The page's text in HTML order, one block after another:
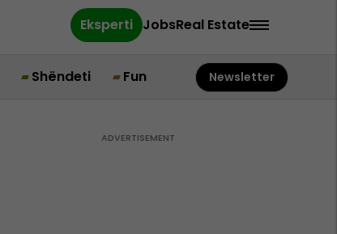
Eksperti JobsReal Estate
Shëndeti Fun Newsletter